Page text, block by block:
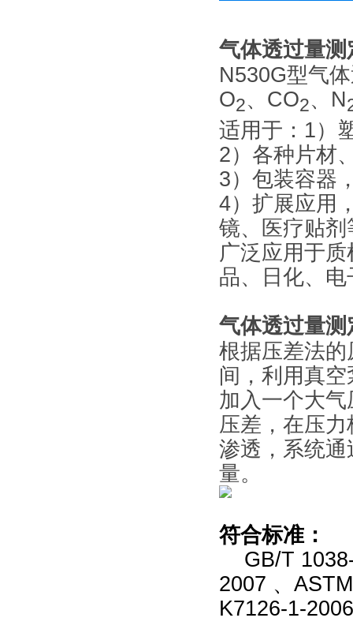
气体透过量测
N530G型气
O2、CO2、N
适用于：1）
2）各种片材
3）包装容器
4）扩展应用
镜、医疗贴剂
广泛应用于
品、日化、
气体透过量测
根据压差法
间，利用真
加入一个大
压差，在压
渗透，系统
量。
符合标准：
GB/T
2007 、
K7126-1-2006